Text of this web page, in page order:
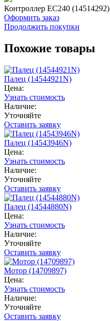
Контроллер EC240 (14514292)
Оформить заказ
Продолжить покупки
Похожие товары
Палец (14544921N)
Цена:
Узнать стоимость
Наличие:
Уточняйте
Оставить заявку
Палец (14543946N)
Цена:
Узнать стоимость
Наличие:
Уточняйте
Оставить заявку
Палец (14544880N)
Цена:
Узнать стоимость
Наличие:
Уточняйте
Оставить заявку
Мотор (14709897)
Цена:
Узнать стоимость
Наличие:
Уточняйте
Оставить заявку